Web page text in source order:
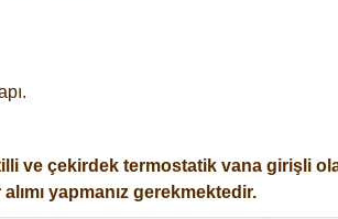
ve çekirdek termostatik vana girişli
yapmanız gerekmektedir.